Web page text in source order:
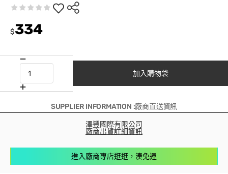
$334
加入購物袋
SUPPLIER INFORMATION :廠商直送資訊
澤豐國際有限公司
廠商出貨詳細資訊
進入廠商專店逛逛，湊免運